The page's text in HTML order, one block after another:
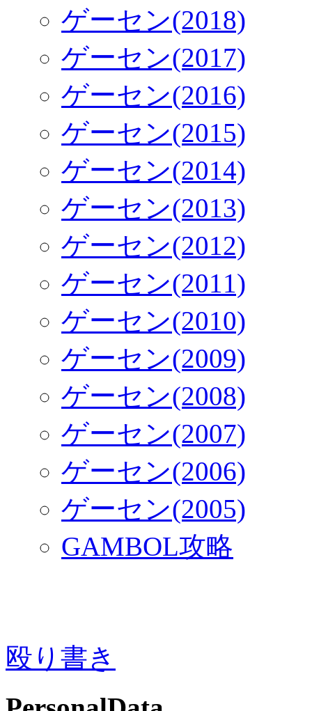
ゲーセン(2018)
ゲーセン(2017)
ゲーセン(2016)
ゲーセン(2015)
ゲーセン(2014)
ゲーセン(2013)
ゲーセン(2012)
ゲーセン(2011)
ゲーセン(2010)
ゲーセン(2009)
ゲーセン(2008)
ゲーセン(2007)
ゲーセン(2006)
ゲーセン(2005)
GAMBOL攻略
殴り書き